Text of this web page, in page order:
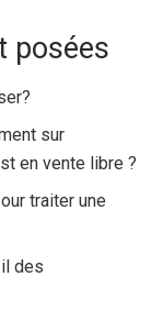
posées
sur
en vente libre ?
traiter une
des